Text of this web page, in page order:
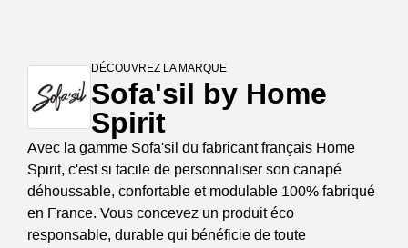
DÉCOUVREZ LA MARQUE
Sofa'sil by Home
Spirit
Avec la gamme Sofa'sil du fabricant français Home
Spirit, c'est si facile de personnaliser son canapé
déhoussable, confortable et modulable 100% fabriqué
en France. Vous concevez un produit éco
responsable, durable qui bénéficie de toute